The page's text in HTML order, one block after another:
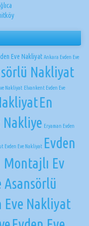
Eve Nakliyat Ankara Evden Eve
Nakliyat
Nakliyat Elvankent Evden Eve
En
Nakliye Eryaman Evden
Evden Eve Nakliyat Evden
Montajlı Ev
Asansörlü
Eve Nakliyat